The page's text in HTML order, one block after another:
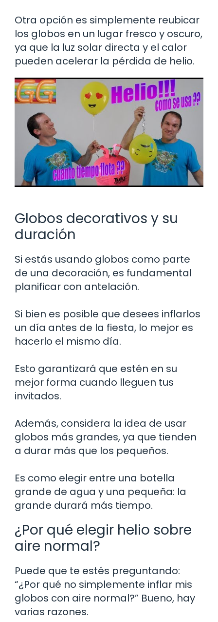
Otra opción es simplemente reubicar
los globos en un lugar fresco y oscuro,
ya que la luz solar directa y el calor
pueden acelerar la pérdida de helio.
Globos decorativos y su
duración
Si estás usando globos como parte
de una decoración, es fundamental
planificar con antelación.
Si bien es posible que desees inflarlos
un día antes de la fiesta, lo mejor es
hacerlo el mismo día.
Esto garantizará que estén en su
mejor forma cuando lleguen tus
invitados.
Además, considera la idea de usar
globos más grandes, ya que tienden
a durar más que los pequeños.
Es como elegir entre una botella
grande de agua y una pequeña: la
grande durará más tiempo.
¿Por qué elegir helio sobre
aire normal?
Puede que te estés preguntando:
“¿Por qué no simplemente inflar mis
globos con aire normal?” Bueno, hay
varias razones.